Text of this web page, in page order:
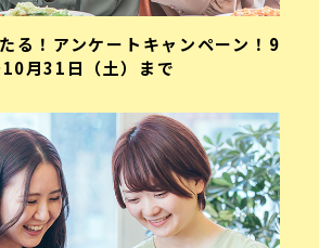
る！アンケートキャンペーン！9
月31日（土）まで